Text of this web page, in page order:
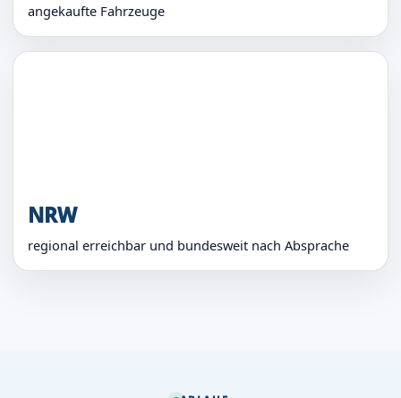
angekaufte Fahrzeuge
NRW
regional erreichbar und bundesweit nach Absprache